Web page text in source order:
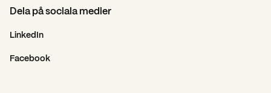
Dela på sociala medier
LinkedIn
Facebook